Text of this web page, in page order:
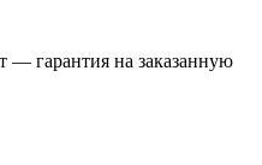
— гарантия на заказанную